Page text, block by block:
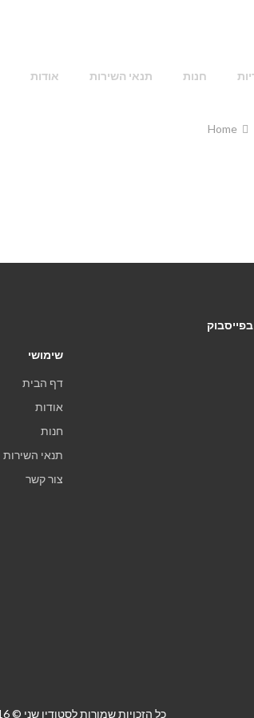
חנות תנאי השירות אודות
Home
שימושי
דף הבית
אודות
חנות
תנאי השירות
צור קשר
כל הזכויות שמורות לסטודיו שני © 2016